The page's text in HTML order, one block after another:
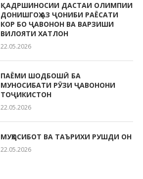
ҚАДРШИНОСИИ ДАСТАИ ОЛИМПИИ
ДОНИШГОҲ АЗ ҶОНИБИ РАЁСАТИ
КОР БО ҶАВОНОН ВА ВАРЗИШИ
ВИЛОЯТИ ХАТЛОН
22.05.2026
ПАЁМИ ШОДБОШӢ БА
МУНОСИБАТИ РӮЗИ ҶАВОНОНИ
ТОҶИКИСТОН
22.05.2026
МУҲОСИБОТ ВА ТАЪРИХИ РУШДИ ОН
22.05.2026